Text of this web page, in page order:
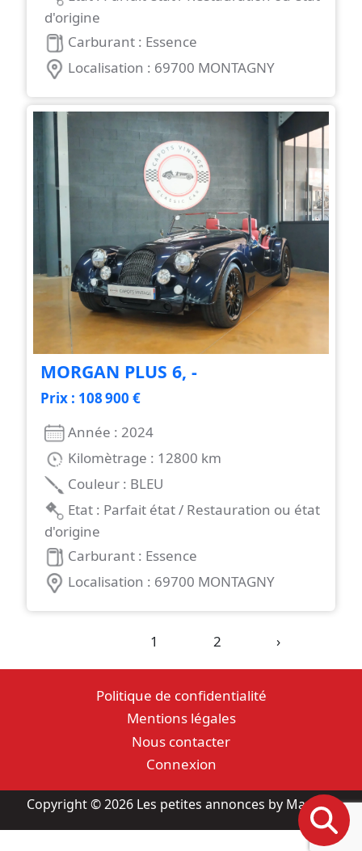
d'origine
Carburant : Essence
Localisation : 69700 MONTAGNY
MORGAN PLUS 6, -
Prix : 108 900 €
Année : 2024
Kilomètrage : 12800 km
Couleur : BLEU
Etat : Parfait état / Restauration ou état
d'origine
Carburant : Essence
Localisation : 69700 MONTAGNY
1 2 ›
Politique de confidentialité
Mentions légales
Nous contacter
Connexion
Copyright © 2026 Les petites annonces by Mascotte